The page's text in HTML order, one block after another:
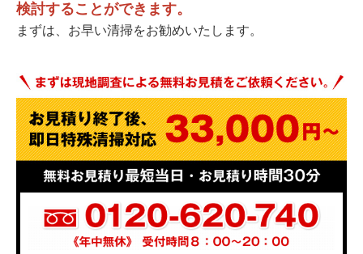
検討することができます。
まずは、お早い清掃をお勧めいたします。